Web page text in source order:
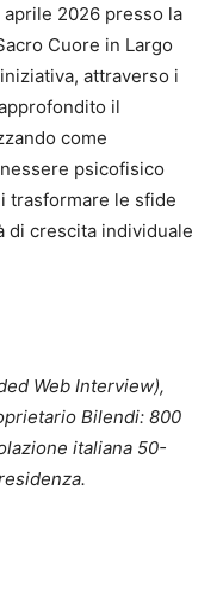
2026 presso la
Cuore in Largo
attraverso i
il
come
psicofisico
trasformare le sfide
di crescita individuale
Web Interview),
Bilendi: 800
italiana 50-